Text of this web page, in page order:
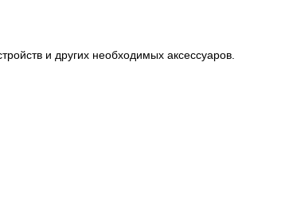
и других необходимых аксессуаров.